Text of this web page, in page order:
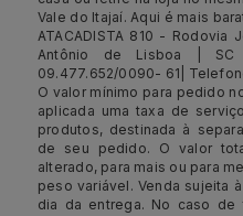
Vale do Itajaí. Aqui é mais
ATACADISTA 810 - Rodovia
Antônio de Lisboa | SC
09.477.652/0090- 61|
O valor mínimo para pedido
aplicada uma taxa de
produtos, destinada à
de seu pedido. O valor
alterado, para mais ou para
peso variável. Venda sujeita
dia da entrega. No caso de